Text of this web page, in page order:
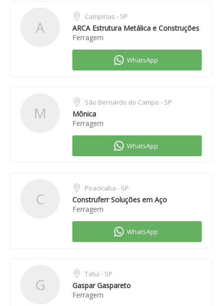
A
Campinas - SP
ARCA Estrutura Metálica e Construções
Ferragem
M
São Bernardo do Campo - SP
Mônica
Ferragem
C
Piracicaba - SP
Construferr Soluções em Aço
Ferragem
G
Tatuí - SP
Gaspar Gaspareto
Ferragem